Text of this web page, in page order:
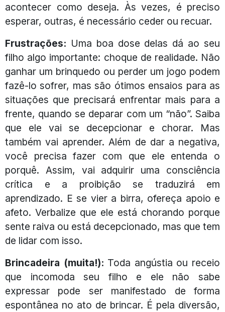
acontecer como deseja. Às vezes, é preciso
esperar, outras, é necessário ceder ou recuar.
Frustrações: Uma boa dose delas dá ao seu
filho algo importante: choque de realidade. Não
ganhar um brinquedo ou perder um jogo podem
fazê-lo sofrer, mas são ótimos ensaios para as
situações que precisará enfrentar mais para a
frente, quando se deparar com um “não”. Saiba
que ele vai se decepcionar e chorar. Mas
também vai aprender. Além de dar a negativa,
você precisa fazer com que ele entenda o
porquê. Assim, vai adquirir uma consciência
crítica e a proibição se traduzirá em
aprendizado. E se vier a birra, ofereça apoio e
afeto. Verbalize que ele está chorando porque
sente raiva ou está decepcionado, mas que tem
de lidar com isso.
Brincadeira (muita!): Toda angústia ou receio
que incomoda seu filho e ele não sabe
expressar pode ser manifestado de forma
espontânea no ato de brincar. É pela diversão,